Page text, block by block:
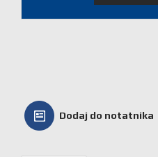
Dodaj do notatnika